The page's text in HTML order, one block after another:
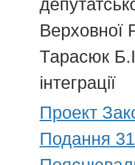
Верховної
Тарасюк
інтеграції
Проект
Подання